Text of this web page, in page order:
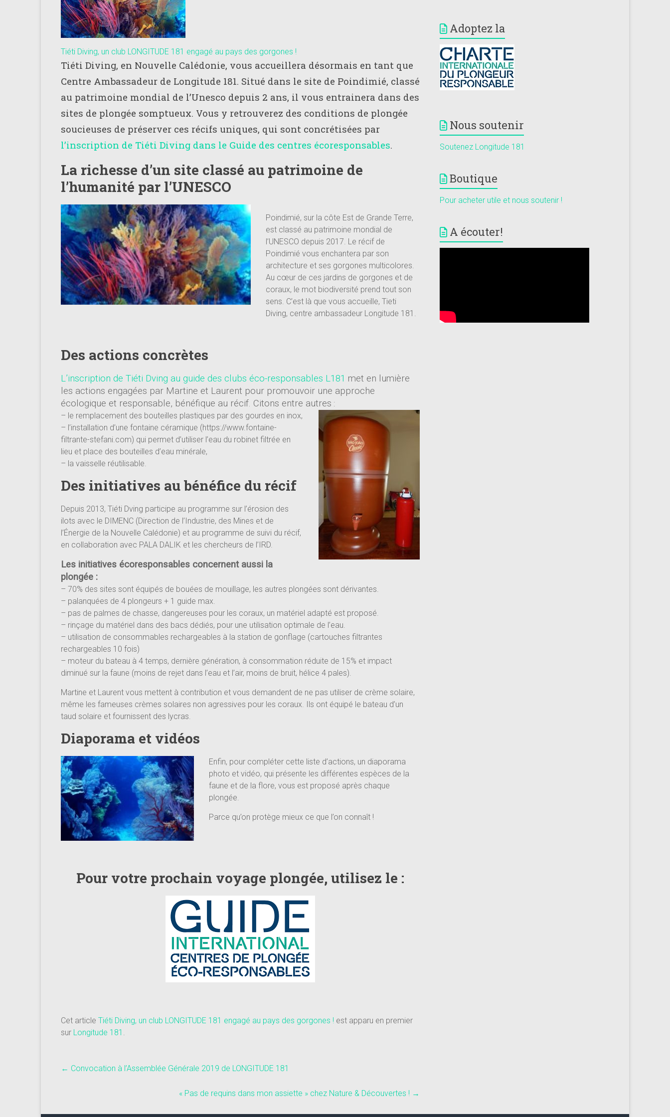
de
plongée
adhérents
Longitude
181
Tiéti Diving, un club LONGITUDE 181 engagé au pays des gorgones !
Tiéti Diving, en Nouvelle Calédonie, vous accueillera désormais en tant que
Centre Ambassadeur de Longitude 181. Situé dans le site de Poindimié, classé
au patrimoine mondial de l’Unesco depuis 2 ans, il vous entrainera dans des
sites de plongée somptueux. Vous y retrouverez des conditions de plongée
soucieuses de préserver ces récifs uniques, qui sont concrétisées par
l’inscription de Tiéti Diving dans le Guide des centres écoresponsables.
La richesse d’un site classé au patrimoine de
l’humanité par l’UNESCO
Poindimié, sur la côte Est de Grande Terre,
est classé au patrimoine mondial de
l’UNESCO depuis 2017. Le récif de
Poindimié vous enchantera par son
architecture et ses gorgones multicolores.
Au cœur de ces jardins de gorgones et de
coraux, le mot biodiversité prend tout son
sens. C’est là que vous accueille, Tieti
Diving, centre ambassadeur Longitude 181.
Des actions concrètes
L’inscription de Tiéti Dving au guide des clubs éco-responsables L181 met en lumière
les actions engagées par Martine et Laurent pour promouvoir une approche
écologique et responsable, bénéfique au récif. Citons entre autres :
– le remplacement des bouteilles plastiques par des gourdes en inox,
– l’installation d’une fontaine céramique (https://www.fontaine-
filtrante-stefani.com) qui permet d’utiliser l’eau du robinet filtrée en
lieu et place des bouteilles d’eau minérale,
– la vaisselle réutilisable.
Des initiatives au bénéfice du récif
Depuis 2013, Tiéti Dving participe au programme sur l’érosion des
ilots avec le DIMENC (Direction de l’Industrie, des Mines et de
l’Énergie de la Nouvelle Calédonie) et au programme de suivi du récif,
en collaboration avec PALA DALIK et les chercheurs de l’IRD.
Les initiatives écoresponsables concernent aussi la
plongée :
– 70% des sites sont équipés de bouées de mouillage, les autres plongées sont dérivantes.
– palanquées de 4 plongeurs + 1 guide max.
– pas de palmes de chasse, dangereuses pour les coraux, un matériel adapté est proposé.
– rinçage du matériel dans des bacs dédiés, pour une utilisation optimale de l’eau.
– utilisation de consommables rechargeables à la station de gonflage (cartouches filtrantes
rechargeables 10 fois)
– moteur du bateau à 4 temps, dernière génération, à consommation réduite de 15% et impact
diminué sur la faune (moins de rejet dans l’eau et l’air, moins de bruit, hélice 4 pales).
Martine et Laurent vous mettent à contribution et vous demandent de ne pas utiliser de crème solaire,
même les fameuses crèmes solaires non agressives pour les coraux. Ils ont équipé le bateau d’un
taud solaire et fournissent des lycras.
Diaporama et vidéos
Enfin, pour compléter cette liste d’actions, un diaporama
photo et vidéo, qui présente les différentes espèces de la
faune et de la flore, vous est proposé après chaque
plongée.
Parce qu’on protège mieux ce que l’on connaît !
Pour votre prochain voyage plongée, utilisez le :
Cet article Tiéti Diving, un club LONGITUDE 181 engagé au pays des gorgones ! est apparu en premier
sur Longitude 181 .
← Convocation à l’Assemblée Générale 2019 de LONGITUDE 181
« Pas de requins dans mon assiette » chez Nature & Découvertes ! →
Adoptez la
Nous soutenir
Soutenez Longitude 181
Boutique
Pour acheter utile et nous soutenir !
A écouter!